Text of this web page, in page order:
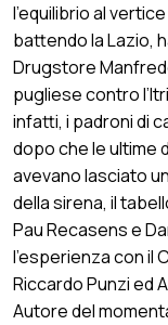
l’equilibrio al
battendo la Lazio,
Drugstore
pugliese contro
infatti, i padroni di
dopo che le ultime
avevano lasciato
della sirena, il
Pau Recasens e
l’esperienza con il
Riccardo Punzi ed
Autore del